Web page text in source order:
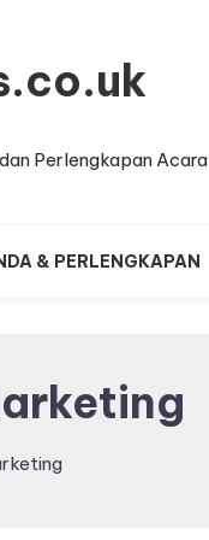
Perlengkapan Acara
& PERLENGKAPAN